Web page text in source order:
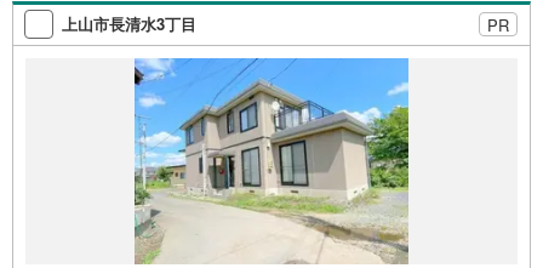
上山市長清水3丁目 PR